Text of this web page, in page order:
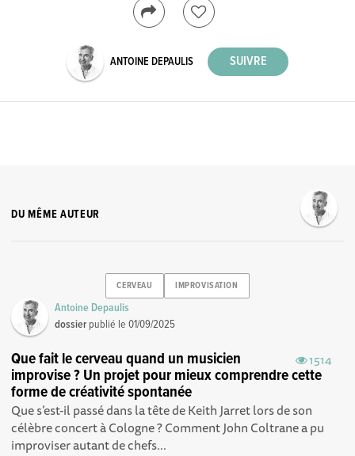
ANTOINE DEPAULIS
DU MÊME AUTEUR
CERVEAU IMPROVISATION
Antoine Depaulis
dossier publié le01/09/2025
1514
Que fait le cerveau quand un musicien
improvise ? Un projet pour mieux comprendre cette
forme de créativité spontanée
Que s’est-il passé dans la tête de Keith Jarret lors de son
célèbre concert à Cologne ? Comment John Coltrane a pu
improviser autant de chefs...